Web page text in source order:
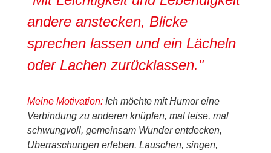
andere anstecken, Blicke
sprechen lassen und ein Lächeln
oder Lachen zurücklassen."
Meine Motivation: Ich möchte mit Humor eine
Verbindung zu anderen knüpfen, mal leise, mal
schwungvoll, gemeinsam Wunder entdecken,
Überraschungen erleben. Lauschen, singen,